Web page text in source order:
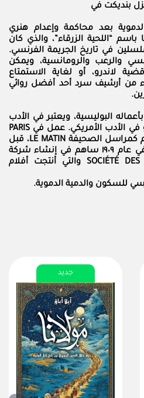
بنديكت في
بعد محاكمة وإعدام هنري
“اللحية الزرقاء”، والذي كان
في تاريخ الجريمة الفرنسي.
والرعب والرومانسية، ويمكن
لاندرو، أو لغاية الاستمتاع
من أرشيف سرد أحد أفضل روائي
البوليسية، ويعتبر في الأدب
الفرنسي بموازاة إدغار آلان بو في الأدب الأمريكي. عمل في PARIS
L’ECHO DE كناقد سينمائي، ثم كمراسل الصحيفة LE MATIN، قبل
أن يتجه إلى كتابة الروايات وفي عام ١٩٠٩ ساهم في إنشاء شركة
أفلام شقيت SOCIÉTÉ DES CINÉROMANS والتي أنتجت أفلام
للسكون والدمية الدموية.
جديد